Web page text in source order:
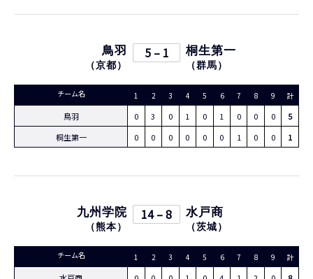
鳥羽
（京都 ）
5 – 1 桐生第一
（群馬 ）
チーム名 1 2 3 4 5 6 7 8 9 計
鳥羽 0 3 0 1 0 1 0 0 0
5
桐生第一
0 0 0 0 0 0 1 0 0 1
九州学院
（熊本）
14 – 8 水戸商
（茨城 ）
チーム名 1 2 3 4 5 6 7 8 9 計